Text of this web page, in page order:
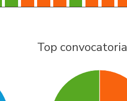
Top convocatoria